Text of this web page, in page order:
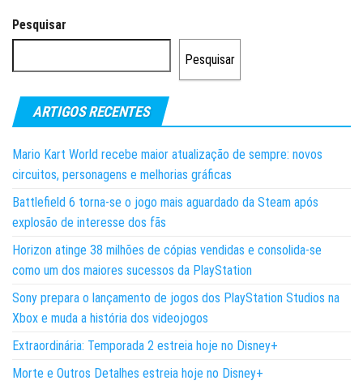
Pesquisar
Pesquisar
ARTIGOS RECENTES
Mario Kart World recebe maior atualização de sempre: novos
circuitos, personagens e melhorias gráficas
Battlefield 6 torna-se o jogo mais aguardado da Steam após
explosão de interesse dos fãs
Horizon atinge 38 milhões de cópias vendidas e consolida-se
como um dos maiores sucessos da PlayStation
Sony prepara o lançamento de jogos dos PlayStation Studios na
Xbox e muda a história dos videojogos
Extraordinária: Temporada 2 estreia hoje no Disney+
Morte e Outros Detalhes estreia hoje no Disney+